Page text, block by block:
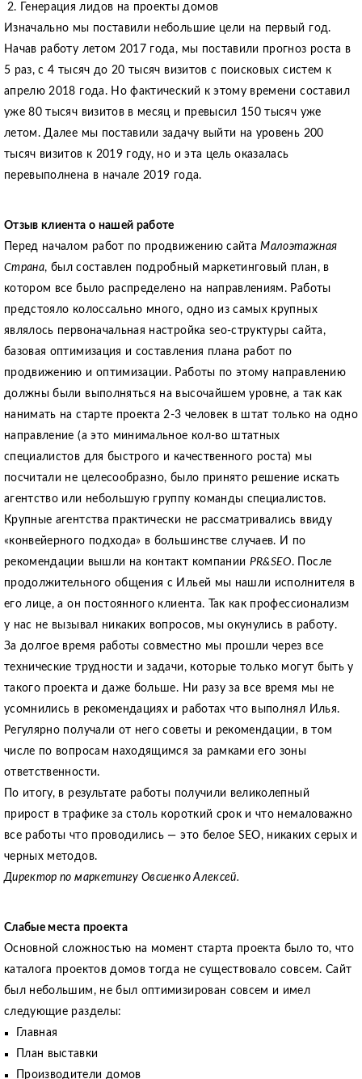
Генерация лидов на проекты домов
Изначально мы поставили небольшие цели на первый год.
Начав работу летом 2017 года, мы поставили прогноз роста в
5 раз, с 4 тысяч до 20 тысяч визитов с поисковых систем к
апрелю 2018 года. Но фактический к этому времени составил
уже 80 тысяч визитов в месяц и превысил 150 тысяч уже
летом. Далее мы поставили задачу выйти на уровень 200
тысяч визитов к 2019 году, но и эта цель оказалась
перевыполнена в начале 2019 года.
Отзыв клиента о нашей работе
Перед началом работ по продвижению сайтаМалоэтажная
Cтрана, был составлен подробный маркетинговый план, в
котором все было распределено на направлениям. Работы
предстояло колоссально много, одно из самых крупных
являлось первоначальная настройка seo-структуры сайта,
базовая оптимизация и составления плана работ по
продвижению и оптимизации. Работы по этому направлению
должны были выполняться на высочайшем уровне, а так как
нанимать на старте проекта 2-3 человек в штат только на одно
направление (а это минимальное кол-во штатных
специалистов для быстрого и качественного роста) мы
посчитали не целесообразно, было принято решение искать
агентство или небольшую группу команды специалистов.
Крупные агентства практически не рассматривались ввиду
«конвейерного подхода» в большинстве случаев. И по
рекомендации вышли на контакт компании PR&SEO. После
продолжительного общения с Ильей мы нашли исполнителя в
его лице, а он постоянного клиента. Так как профессионализм
у нас не вызывал никаких вопросов, мы окунулись в работу.
За долгое время работы совместно мы прошли через все
технические трудности и задачи, которые только могут быть у
такого проекта и даже больше. Ни разу за все время мы не
усомнились в рекомендациях и работах что выполнял Илья.
Регулярно получали от него советы и рекомендации, в том
числе по вопросам находящимся за рамками его зоны
ответственности.
По итогу, в результате работы получили великолепный
прирост в трафике за столь короткий срок и что немаловажно
все работы что проводились — это белое SEO, никаких серых и
черных методов.
Директор по маркетингу Овсиенко Алексей.
Слабые места проекта
Основной сложностью на момент старта проекта было то, что
каталога проектов домов тогда не существовало совсем. Сайт
был небольшим, не был оптимизирован совсем и имел
следующие разделы:
Главная
План выставки
Производители домов